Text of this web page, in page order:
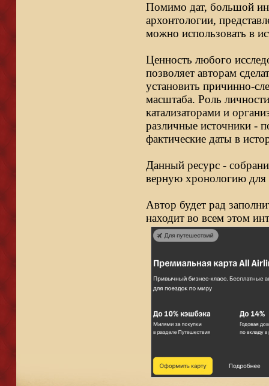
Помимо дат, большой
архонтологии,
можно использовать в
Ценность любого
позволяет авторам
установить причинно-
масштаба. Роль
катализаторами и
различные источники -
фактические даты в
Данный ресурс -
верную хронологию для
Автор будет рад
находит во всем этом